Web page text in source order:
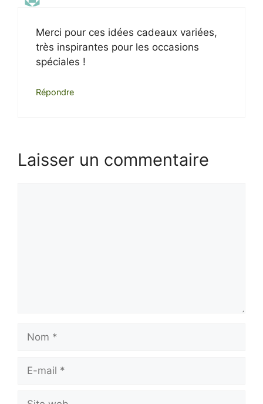
Merci pour ces idées cadeaux variées,
très inspirantes pour les occasions
spéciales !
Répondre
Laisser un commentaire
Nom
Site